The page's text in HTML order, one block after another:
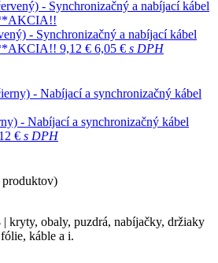
- Synchronizačný a nabíjací kábel
9,12 € 6,05 € s DPH
- Nabíjací a synchronizačný kábel
€ s DPH
produktov)
| kryty, obaly, puzdrá, nabíjačky, držiaky
káble a i.